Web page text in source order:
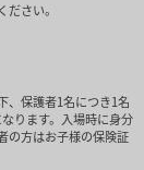
さい。
、保護者1名につき1名
ります。入場時に身分
の方はお子様の保険証